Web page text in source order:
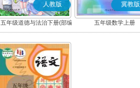
人教版
五年级道德与法治下册(部编
版)
冀教版
五年级数学上册